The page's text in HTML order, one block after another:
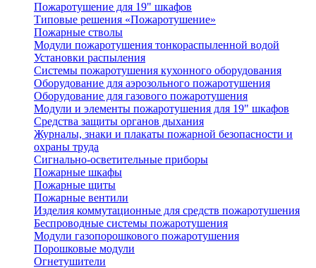
Пожаротушение для 19" шкафов
Типовые решения «Пожаротушение»
Пожарные стволы
Модули пожаротушения тонкораспыленной водой
Установки распыления
Системы пожаротушения кухонного оборудования
Оборудование для аэрозольного пожаротушения
Оборудование для газового пожаротушения
Модули и элементы пожаротушения для 19" шкафов
Средства защиты органов дыхания
Журналы, знаки и плакаты пожарной безопасности и
охраны труда
Сигнально-осветительные приборы
Пожарные шкафы
Пожарные щиты
Пожарные вентили
Изделия коммутационные для средств пожаротушения
Беспроводные системы пожаротушения
Модули газопорошкового пожаротушения
Порошковые модули
Огнетушители